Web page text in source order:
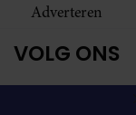
Adverteren
VOLG ONS